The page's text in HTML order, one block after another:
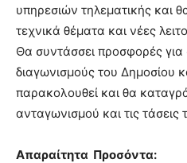
υπηρεσιών τηλεματικής και
τεχνικά θέματα και νέες
Θα συντάσσει προσφορές για
διαγωνισμούς του Δημοσίου
παρακολουθεί και θα
ανταγωνισμού και τις τάσεις
Απαραίτητα Προσόντα: